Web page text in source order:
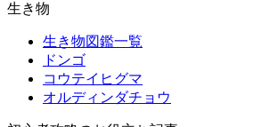
生き物
生き物図鑑一覧
ドンゴ
コウテイヒグマ
オルディンダチョウ